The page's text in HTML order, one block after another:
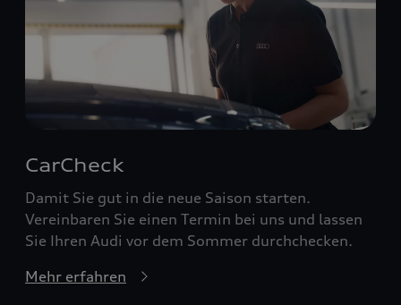
CarCheck
Damit Sie gut in die neue Saison starten.
Vereinbaren Sie einen Termin bei uns und lassen
Sie Ihren Audi vor dem Sommer durchchecken.
Mehr erfahren